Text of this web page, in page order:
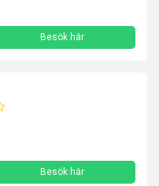
Besök här
Besök här